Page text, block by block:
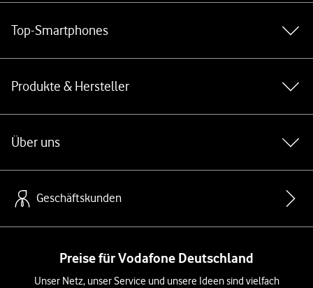
Top-Smartphones
Produkte & Hersteller
Über uns
Geschäftskunden
Preise für Vodafone Deutschland
Unser Netz, unser Service und unsere Ideen sind vielfach